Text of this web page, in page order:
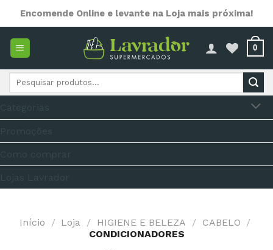
content
Encomende Online e levante na Loja mais próxima!
0
Pesquisar
Início / Loja / HIGIENE E BELEZA / CABELO /
CONDICIONADORES